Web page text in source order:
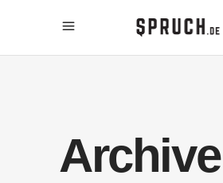
Archive